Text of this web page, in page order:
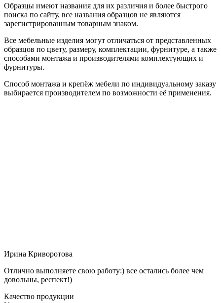
Образцы имеют названия для их различия и более быстрого
поиска по сайту, все названия образцов не являются
зарегистрированным товарным знаком.
Все мебельные изделия могут отличаться от представленных
образцов по цвету, размеру, комплектации, фурнитуре, а также
способами монтажа и производителями комплектующих и
фурнитуры.
Способ монтажа и крепёж мебели по индивидуальному заказу
выбирается производителем по возможности её применения.
Ирина Криворотова
Отлично выполняете свою работу:) все остались более чем
довольны, респект!)
Качество продукции